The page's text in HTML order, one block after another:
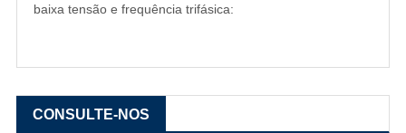
baixa tensão e frequência trifásica:
CONSULTE-NOS